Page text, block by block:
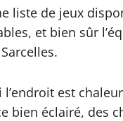
liste de jeux
et bien sûr
est
bien éclairé,